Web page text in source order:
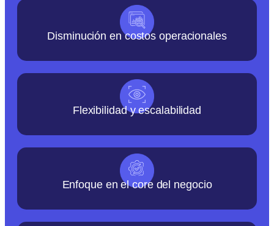
Disminución en costos operacionales
Flexibilidad y escalabilidad
Enfoque en el core del negocio